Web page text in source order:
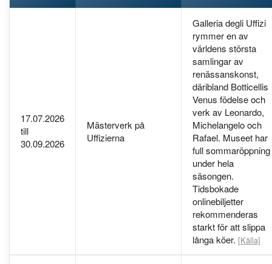
17.07.2026
till
30.09.2026
Mästerverk på
Uffizierna
Galleria degli Uffizi
rymmer en av
världens största
samlingar av
renässanskonst,
däribland Botticellis
Venus födelse och
verk av Leonardo,
Michelangelo och
Rafael. Museet har
full sommaröppning
under hela
säsongen.
Tidsbokade
onlinebiljetter
rekommenderas
starkt för att slippa
långa köer. [Källa]